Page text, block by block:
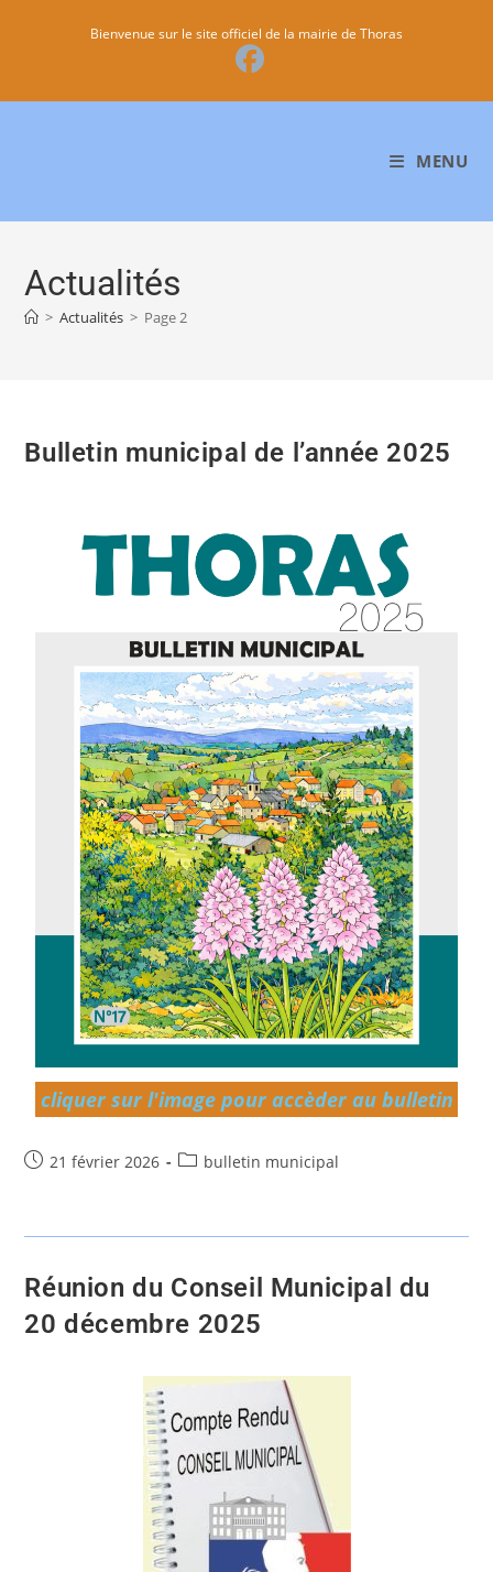
Bienvenue sur le site officiel de la mairie de Thoras
MENU
Actualités
> Actualités > Page 2
Bulletin municipal de l’année 2025
cliquer sur l'image pour accèder au bulletin
21 février 2026 bulletin municipal
Réunion du Conseil Municipal du
20 décembre 2025